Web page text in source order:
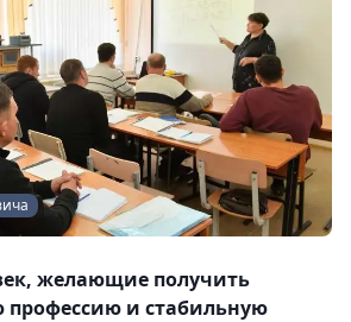
желающие получить
профессию и стабильную